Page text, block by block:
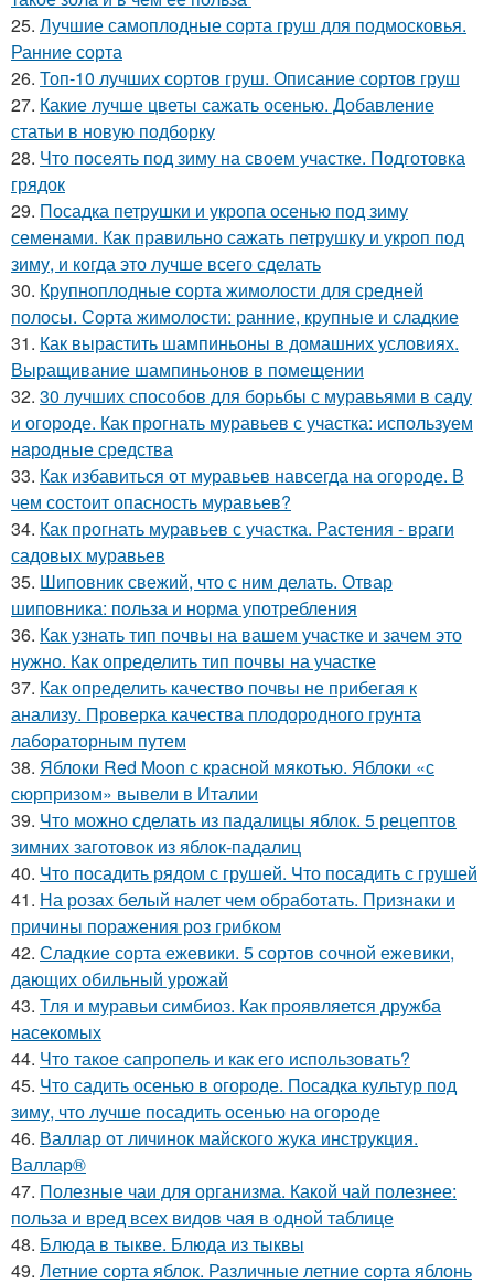
25. Лучшие самоплодные сорта груш для подмосковья.
Ранние сорта
26. Топ-10 лучших сортов груш. Описание сортов груш
27. Какие лучше цветы сажать осенью. Добавление
статьи в новую подборку
28. Что посеять под зиму на своем участке. Подготовка
грядок
29. Посадка петрушки и укропа осенью под зиму
семенами. Как правильно сажать петрушку и укроп под
зиму, и когда это лучше всего сделать
30. Крупноплодные сорта жимолости для средней
полосы. Сорта жимолости: ранние, крупные и сладкие
31. Как вырастить шампиньоны в домашних условиях.
Выращивание шампиньонов в помещении
32. 30 лучших способов для борьбы с муравьями в саду
и огороде. Как прогнать муравьев с участка: используем
народные средства
33. Как избавиться от муравьев навсегда на огороде. В
чем состоит опасность муравьев?
34. Как прогнать муравьев с участка. Растения - враги
садовых муравьев
35. Шиповник свежий, что с ним делать. Отвар
шиповника: польза и норма употребления
36. Как узнать тип почвы на вашем участке и зачем это
нужно. Как определить тип почвы на участке
37. Как определить качество почвы не прибегая к
анализу. Проверка качества плодородного грунта
лабораторным путем
38. Яблоки Red Moon с красной мякотью. Яблоки «с
сюрпризом» вывели в Италии
39. Что можно сделать из падалицы яблок. 5 рецептов
зимних заготовок из яблок-падалиц
40. Что посадить рядом с грушей. Что посадить с грушей
41. На розах белый налет чем обработать. Признаки и
причины поражения роз грибком
42. Сладкие сорта ежевики. 5 сортов сочной ежевики,
дающих обильный урожай
43. Тля и муравьи симбиоз. Как проявляется дружба
насекомых
44. Что такое сапропель и как его использовать?
45. Что садить осенью в огороде. Посадка культур под
зиму, что лучше посадить осенью на огороде
46. Валлар от личинок майского жука инструкция.
Валлар®
47. Полезные чаи для организма. Какой чай полезнее:
польза и вред всех видов чая в одной таблице
48. Блюда в тыкве. Блюда из тыквы
49. Летние сорта яблок. Различные летние сорта яблонь